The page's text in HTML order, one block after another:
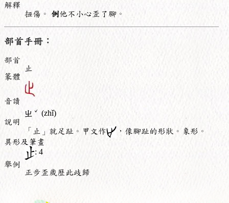
解釋
扭傷。 例他不小心歪了腳。
部首手冊：
部首
止
篆體
音讀
ㄓ ˇ (zhǐ)
說明
「止」就足趾。甲文作
，像腳趾的形狀。象形。
異形及筆畫
: 4
舉例
正步歪歲歷此歧歸